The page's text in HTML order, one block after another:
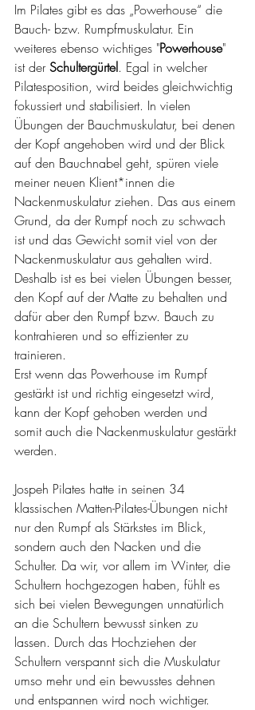
Im Pilates gibt es das „Powerhouse“ die
Bauch- bzw. Rumpfmuskulatur. Ein
weiteres ebenso wichtiges "Powerhouse"
ist der Schultergürtel. Egal in welcher
Pilatesposition, wird beides gleichwichtig
fokussiert und stabilisiert. In vielen
Übungen der Bauchmuskulatur, bei denen
der Kopf angehoben wird und der Blick
auf den Bauchnabel geht, spüren viele
meiner neuen Klient*innen die
Nackenmuskulatur ziehen. Das aus einem
Grund, da der Rumpf noch zu schwach
ist und das Gewicht somit viel von der
Nackenmuskulatur aus gehalten wird.
Deshalb ist es bei vielen Übungen besser,
den Kopf auf der Matte zu behalten und
dafür aber den Rumpf bzw. Bauch zu
kontrahieren und so effizienter zu
trainieren.
Erst wenn das Powerhouse im Rumpf
gestärkt ist und richtig eingesetzt wird,
kann der Kopf gehoben werden und
somit auch die Nackenmuskulatur gestärkt
werden.
Jospeh Pilates hatte in seinen 34
klassischen Matten-Pilates-Übungen nicht
nur den Rumpf als Stärkstes im Blick,
sondern auch den Nacken und die
Schulter. Da wir, vor allem im Winter, die
Schultern hochgezogen haben, fühlt es
sich bei vielen Bewegungen unnatürlich
an die Schultern bewusst sinken zu
lassen. Durch das Hochziehen der
Schultern verspannt sich die Muskulatur
umso mehr und ein bewusstes dehnen
und entspannen wird noch wichtiger.